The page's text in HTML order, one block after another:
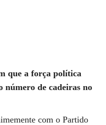
que a força política
número de cadeiras no
com o Partido